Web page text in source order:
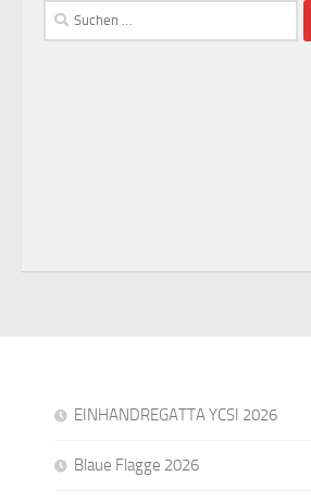
Suchen
nach:
EINHANDREGATTA YCSI 2026
Blaue Flagge 2026